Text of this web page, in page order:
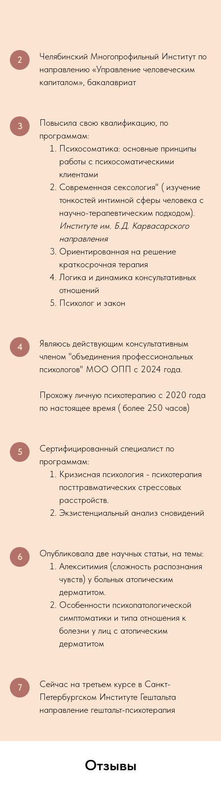
Челябинский Многопрофильный Институт по
направлению «Управление человеческим
капиталом», бакалавриат
Повысила свою квалификацию, по
программам:
Психосоматика: основные принципы
работы с психосоматическими
клиентами
Современная сексология" ( изучение
тонкостей интимной сферы человека с
научно-терапевтическим подходом).
Институте им. Б.Д. Карвасарского
направления
Ориентированная на решение
краткосрочная терапия
Логика и динамика консультативных
отношений
Психолог и закон
Являюсь действующим консультативным
членом "объединения профессиональных
психологов" МОО ОПП с 2024 года.
Прохожу личную психотерапию с 2020 года
по настоящее время ( более 250 часов)
Сертифицированный специалист по
программам:
Кризисная психология - психотерапия
посттравматических стрессовых
расстройств.
Экзистенциальный анализ сновидений
Опубликовала две научных статьи, на темы:
Алекситимия (сложность распознания
чувств) у больных атопическим
дерматитом.
Особенности психопатологической
симптоматики и типа отношения к
болезни у лиц с атопическим
дерматитом
Сейчас на третьем курсе в Санкт-
Петербургском Институте Гештальта
направление гештальт-психотерапия
Отзывы